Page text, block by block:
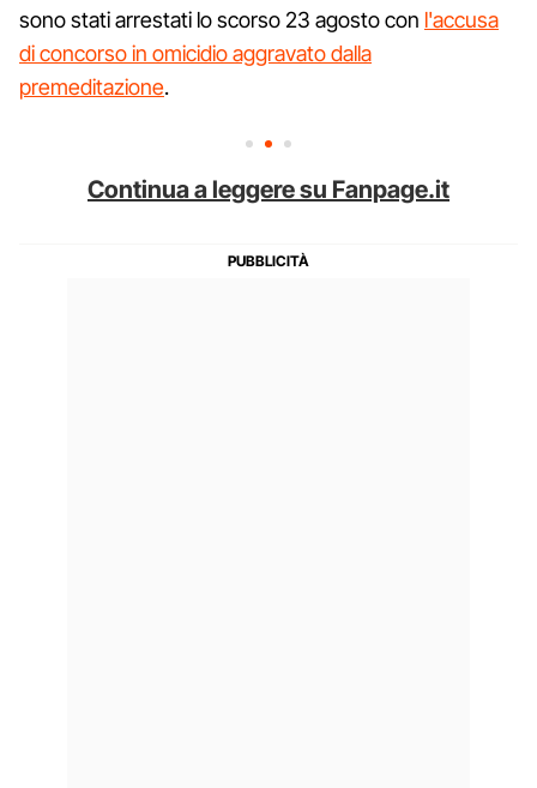
sono stati arrestati lo scorso 23 agosto con l'accusa
di concorso in omicidio aggravato dalla
premeditazione.
Continua a leggere su Fanpage.it